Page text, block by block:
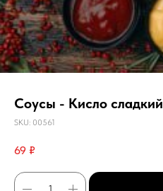
Соусы - Кисло сладкий
SKU: 00561
69 ₽